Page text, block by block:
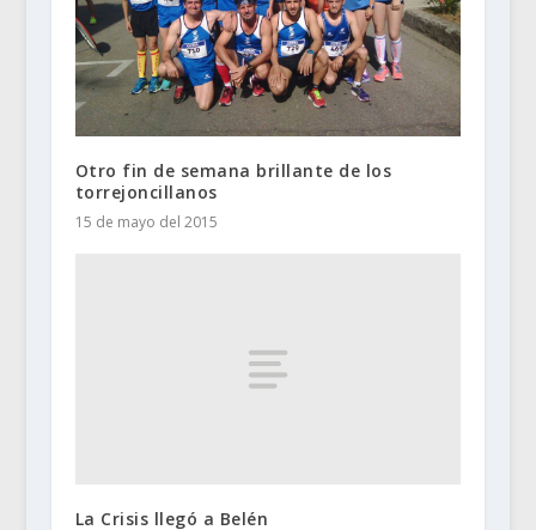
Otro fin de semana brillante de los
torrejoncillanos
15 de mayo del 2015
La Crisis llegó a Belén